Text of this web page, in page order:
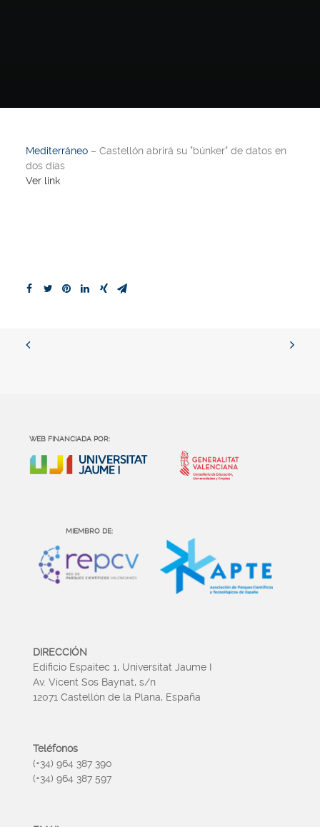
Mediterráneo – Castellón abrirá su "búnker" de datos en
dos días
Ver link
WEB FINANCIADA POR:
MIEMBRO DE:
DIRECCIÓN
Edificio Espaitec 1, Universitat Jaume I
Av. Vicent Sos Baynat, s/n
12071 Castellón de la Plana, España
Teléfonos
(+34) 964 387 390
(+34) 964 387 597